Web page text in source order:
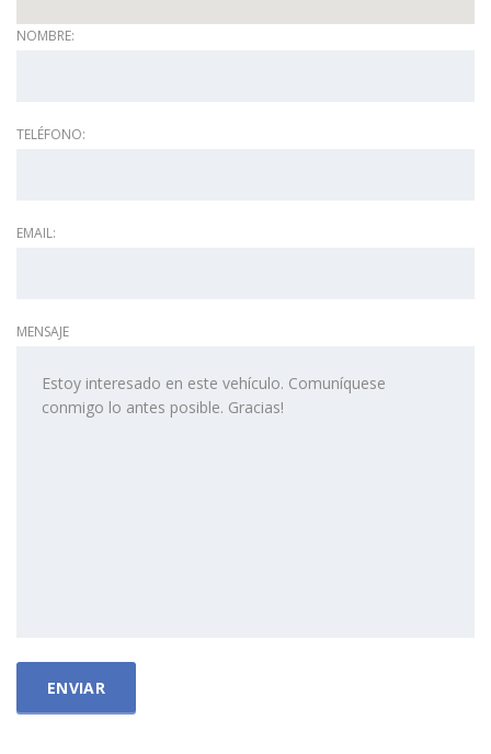
NOMBRE:
TELÉFONO:
EMAIL:
MENSAJE